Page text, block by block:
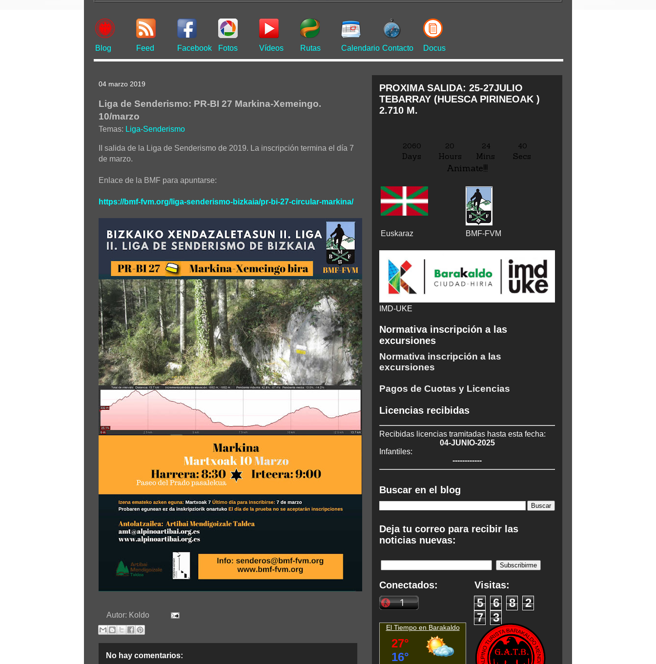
Blog Feed Facebook Fotos Vídeos Rutas Calendario Contacto Docus
04 marzo 2019
Liga de Senderismo: PR-BI 27 Markina-Xemeingo.
10/marzo
Temas: Liga-Senderismo
II salida de la Liga de Senderismo de 2019. La inscripción termina el día 7
de marzo.
Enlace de la BMF para apuntarse:
https://bmf-fvm.org/liga-senderismo-bizkaia/pr-bi-27-circular-markina/
Autor: Koldo
No hay comentarios:
PROXIMA SALIDA: 25-27JULIO
TEBARRAY (HUESCA PIRINEOAK )
2.710 M.
2060 20 24 41
Secs
Mins
Hours
Days
Animate!!!
Euskaraz BMF-FVM
IMD-UKE
Normativa inscripción a las
excursiones
Normativa inscripción a las
excursiones
Pagos de Cuotas y Licencias
Licencias recibidas
Recibidas licencias tramitadas hasta esta fecha:
04-JUNIO-2025
Infantiles:
------------
Buscar en el blog
Deja tu correo para recibir las
noticias nuevas:
Conectados:
El Tiempo en Barakaldo
Visitas:
5 6 8
2
7
3